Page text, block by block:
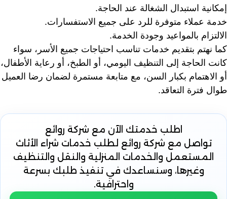
إمكانية استبدال الشغالة عند الحاجة.
خدمة عملاء متوفرة للرد على جميع الاستفسارات.
الالتزام بالمواعيد وجودة الخدمة.
كما نهتم بتقديم خدمات تناسب احتياجات جميع الأسر، سواء
كانت الحاجة إلى التنظيف اليومي، أو الطبخ، أو رعاية الأطفال،
أو الاهتمام بكبار السن، مع متابعة مستمرة لضمان رضا العميل
طوال فترة التعاقد.
اطلب خدمتك الآن مع شركة روائع
تواصل مع شركة روائع لطلب خدمات شراء الأثاث
المستعمل والخدمات المنزلية والنقل والتنظيف
وغيرها، وسنساعدك في تنفيذ طلبك بسرعة
واحترافية.